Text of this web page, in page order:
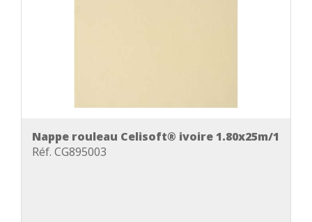
Nappe rouleau Celisoft® ivoire 1.80x25m/1
Réf. CG895003